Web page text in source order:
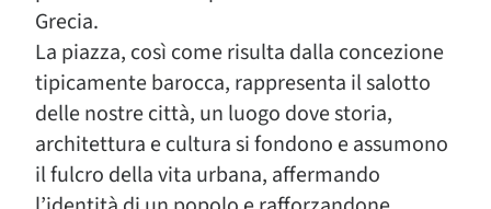
Grecia.
La piazza, così come risulta dalla concezione
tipicamente barocca, rappresenta il salotto
delle nostre città, un luogo dove storia,
architettura e cultura si fondono e assumono
il fulcro della vita urbana, affermando